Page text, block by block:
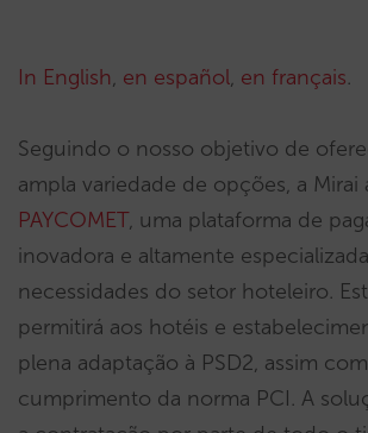
In English, en español, en français.
Seguindo o nosso objetivo de
ampla variedade de opções, a Mirai
PAYCOMET, uma plataforma de
inovadora e altamente
necessidades do setor hoteleiro.
permitirá aos hotéis e
plena adaptação à PSD2, assim
cumprimento da norma PCI. A